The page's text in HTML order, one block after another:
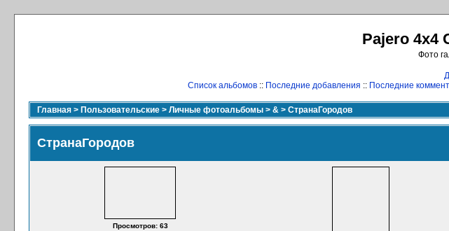
Pajero 4x4
Фото
Список альбомов :: Последние добавления :: Последние
Главная > Пользовательские > Личные фотоальбомы > & > СтранаГородов
СтранаГородов
Просмотров: 63